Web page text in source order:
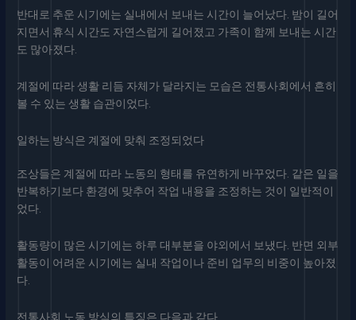
반대로 추운 시기에는 실내에서 보내는 시간이 늘어났다. 밤이 길어
지면서 휴식 시간도 자연스럽게 길어졌고 가족이 함께 보내는 시간
도 많아졌다.
계절에 따라 생활 리듬 자체가 달라지는 모습은 전통사회에서 흔히
볼 수 있는 생활 습관이었다.
일하는 방식은 계절에 맞춰 조정되었다
조상들은 계절에 따라 노동의 형태를 유연하게 바꾸었다. 같은 일을
반복하기보다 환경에 맞추어 작업 내용을 조정하는 것이 일반적이
었다.
활동량이 많은 시기에는 하루 대부분을 야외에서 보냈다. 반면 외부
활동이 어려운 시기에는 실내 작업이나 준비 업무의 비중이 높아졌
다.
전통사회 노동 방식의 특징은 다음과 같다.